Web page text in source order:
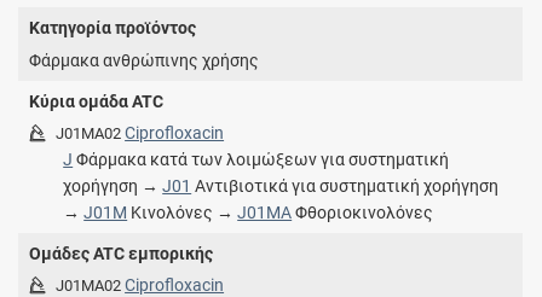
Κατηγορία προϊόντος
Φάρμακα ανθρώπινης χρήσης
Κύρια ομάδα ATC
J01MA02 Ciprofloxacin
J Φάρμακα κατά των λοιμώξεων για συστηματική
χορήγηση →J01 Αντιβιοτικά για συστηματική χορήγηση
→J01M Κινολόνες →J01MAΦθοριοκινολόνες
Ομάδες ATC εμπορικής
J01MA02 Ciprofloxacin